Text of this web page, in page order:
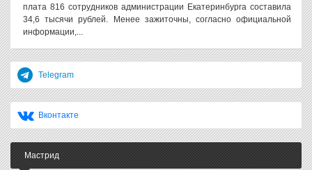
плата 816 сотрудников администрации Екатеринбурга составила
34,6 тысячи рублей. Менее зажиточны, согласно официальной
информации,...
Telegram
Вконтакте
Мастрид